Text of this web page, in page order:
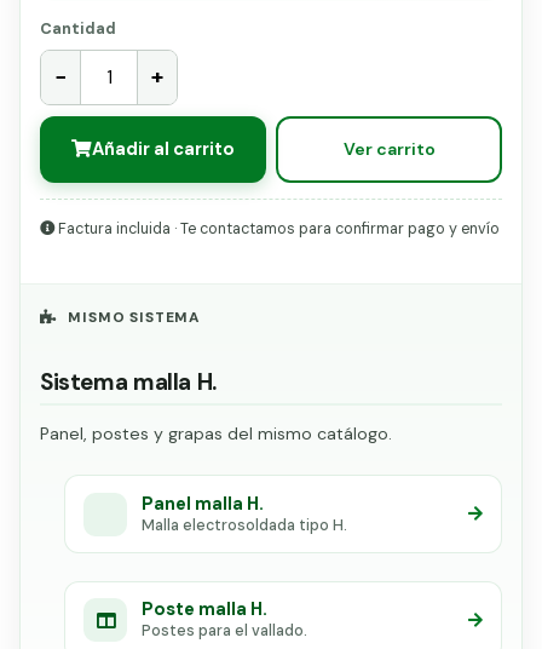
Cantidad
− +
Añadir al carrito Ver carrito
Factura incluida · Te contactamos para confirmar pago y envío
MISMO SISTEMA
Sistema malla H.
Panel, postes y grapas del mismo catálogo.
Panel malla H.
Malla electrosoldada tipo H.
Poste malla H.
Postes para el vallado.